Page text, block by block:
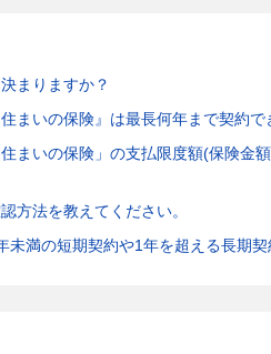
まりますか？
まいの保険』は最長何年まで契約で
まいの保険」の支払限度額(保険金
方法を教えてください。
未満の短期契約や1年を超える長期